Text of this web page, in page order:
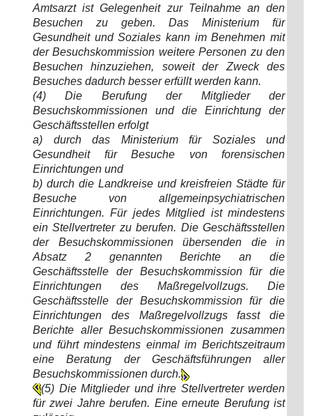
Amtsarzt ist Gelegenheit zur Teilnahme an den
Besuchen zu geben. Das Ministerium für
Gesundheit und Soziales kann im Benehmen mit
der Besuchskommission weitere Personen zu den
Besuchen hinzuziehen, soweit der Zweck des
Besuches dadurch besser erfüllt werden kann.
(4) Die Berufung der Mitglieder der
Besuchskommissionen und die Einrichtung der
Geschäftsstellen erfolgt
a) durch das Ministerium für Soziales und
Gesundheit für Besuche von forensischen
Einrichtungen und
b) durch die Landkreise und kreisfreien Städte für
Besuche von allgemeinpsychiatrischen
Einrichtungen. Für jedes Mitglied ist mindestens
ein Stellvertreter zu berufen. Die Geschäftsstellen
der Besuchskommissionen übersenden die in
Absatz 2 genannten Berichte an die
Geschäftsstelle der Besuchskommission für die
Einrichtungen des Maßregelvollzugs. Die
Geschäftsstelle der Besuchskommission für die
Einrichtungen des Maßregelvollzugs fasst die
Berichte aller Besuchskommissionen zusammen
und führt mindestens einmal im Berichtszeitraum
eine Beratung der Geschäftsführungen aller
Besuchskommissionen durch.
(5) Die Mitglieder und ihre Stellvertreter werden
für zwei Jahre berufen. Eine erneute Berufung ist